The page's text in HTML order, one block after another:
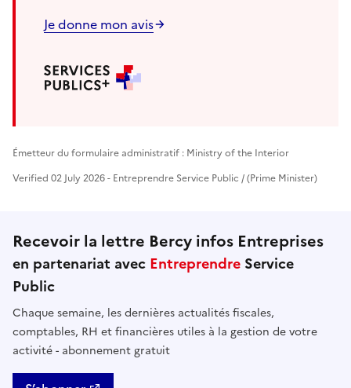
Je donne mon avis
Émetteur du formulaire administratif : Ministry of the Interior
Verified 02 July 2026 - Entreprendre Service Public / (Prime Minister)
Recevoir la lettre Bercy infos Entreprises
en partenariat avec Entreprendre Service
Public
Chaque semaine, les dernières actualités fiscales,
comptables, RH et financières utiles à la gestion de votre
activité - abonnement gratuit